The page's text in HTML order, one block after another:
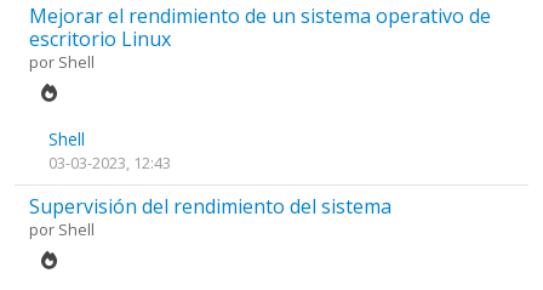
Mejorar el rendimiento de un sistema operativo de
escritorio Linux
por Shell
Shell
03-03-2023, 12:43
Supervisión del rendimiento del sistema
por Shell